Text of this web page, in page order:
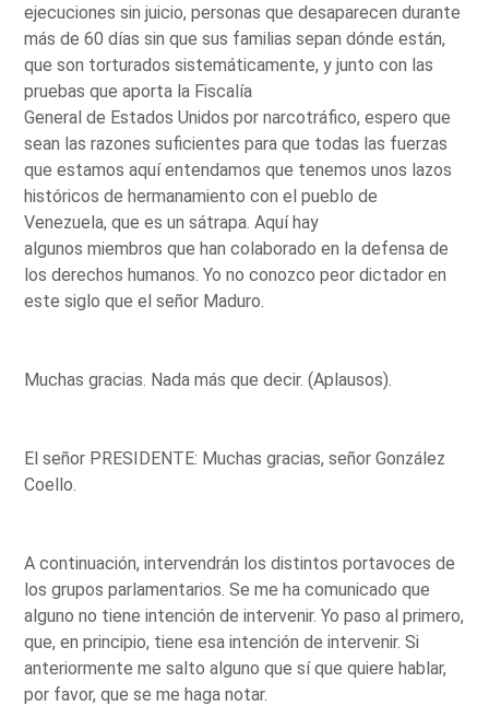
ejecuciones sin juicio, personas que desaparecen durante
más de 60 días sin que sus familias sepan dónde están,
que son torturados sistemáticamente, y junto con las
pruebas que aporta la Fiscalía
General de Estados Unidos por narcotráfico, espero que
sean las razones suficientes para que todas las fuerzas
que estamos aquí entendamos que tenemos unos lazos
históricos de hermanamiento con el pueblo de
Venezuela, que es un sátrapa. Aquí hay
algunos miembros que han colaborado en la defensa de
los derechos humanos. Yo no conozco peor dictador en
este siglo que el señor Maduro.
Muchas gracias. Nada más que decir. (Aplausos).
El señor PRESIDENTE: Muchas gracias, señor González
Coello.
A continuación, intervendrán los distintos portavoces de
los grupos parlamentarios. Se me ha comunicado que
alguno no tiene intención de intervenir. Yo paso al primero,
que, en principio, tiene esa intención de intervenir. Si
anteriormente me salto alguno que sí que quiere hablar,
por favor, que se me haga notar.